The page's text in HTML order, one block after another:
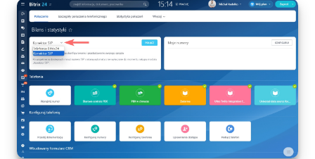
Grupy robocze
Bitrix24 Market
Strony internetowe
Firma
Automatyzacja